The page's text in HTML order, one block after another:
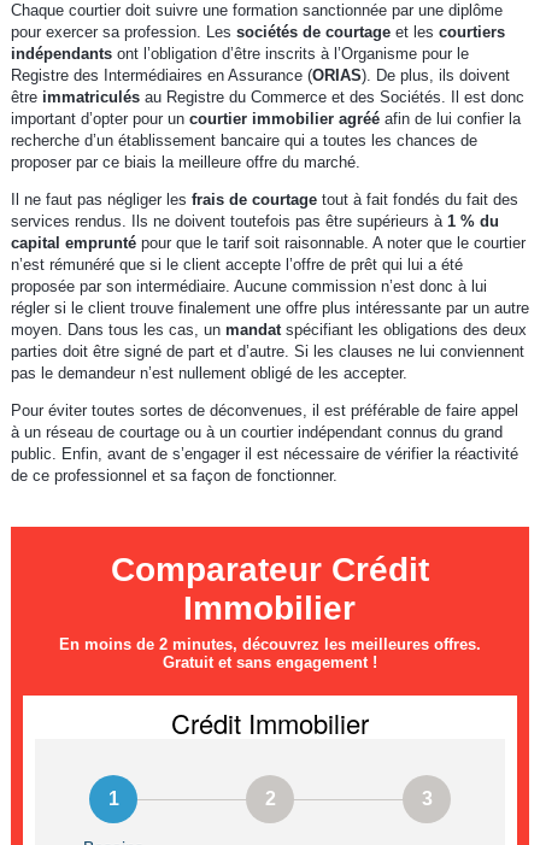
Chaque courtier doit suivre une formation sanctionnée par une diplôme
pour exercer sa profession. Les sociétés de courtageet les courtiers
indépendantsont l’obligation d’être inscrits à l’Organisme pour le
Registre des Intermédiaires en Assurance (ORIAS). De plus, ils doivent
être immatriculésau Registre du Commerce et des Sociétés. Il est donc
important d’opter pour un courtier immobilier agrééafin de lui confier la
recherche d’un établissement bancaire qui a toutes les chances de
proposer par ce biais la meilleure offre du marché.
Il ne faut pas négliger les frais de courtagetout à fait fondés du fait des
services rendus. Ils ne doivent toutefois pas être supérieurs à 1 % du
capital empruntépour que le tarif soit raisonnable. A noter que le courtier
n’est rémunéré que si le client accepte l’offre de prêt qui lui a été
proposée par son intermédiaire. Aucune commission n’est donc à lui
régler si le client trouve finalement une offre plus intéressante par un autre
moyen. Dans tous les cas, un mandatspécifiant les obligations des deux
parties doit être signé de part et d’autre. Si les clauses ne lui conviennent
pas le demandeur n’est nullement obligé de les accepter.
Pour éviter toutes sortes de déconvenues, il est préférable de faire appel
à un réseau de courtage ou à un courtier indépendant connus du grand
public. Enfin, avant de s’engager il est nécessaire de vérifier la réactivité
de ce professionnel et sa façon de fonctionner.
Comparateur Crédit
Immobilier
En moins de 2 minutes, découvrez les meilleures offres.
Gratuit et sans engagement !